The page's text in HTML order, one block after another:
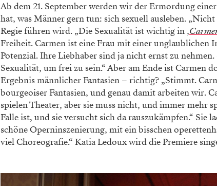
Ab dem 21. September werden wir der Ermordung
hat, was Männer gern tun: sich sexuell ausleben.
Regie führen wird. „Die Sexualität ist wichtig in ‚
Freiheit. Carmen ist eine Frau mit einer unglaublichen
Potenzial. Ihre Liebhaber sind ja nicht ernst zu
Sexualität, um frei zu sein.“ Aber am Ende ist Carmen
Ergebnis männlicher Fantasien – richtig? „Stimmt.
bourgeoiser Fantasien, und genau damit arbeiten wir.
spielen Theater, aber sie muss nicht, und immer mehr
Falle ist, und sie versucht sich da rauszukämpfen.“ Sie
schöne Operninszenierung, mit ein bisschen
viel Choreografie.“ Katia Ledoux wird die Premiere